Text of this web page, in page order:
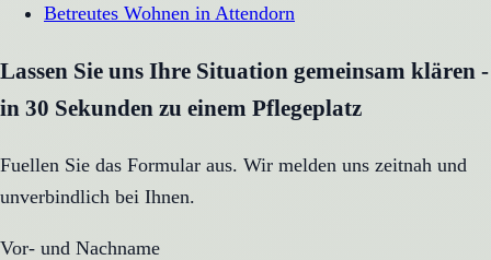
Betreutes Wohnen in Attendorn
Lassen Sie uns Ihre Situation gemeinsam klären -
in 30 Sekunden zu einem Pflegeplatz
Fuellen Sie das Formular aus. Wir melden uns zeitnah und
unverbindlich bei Ihnen.
Vor- und Nachname